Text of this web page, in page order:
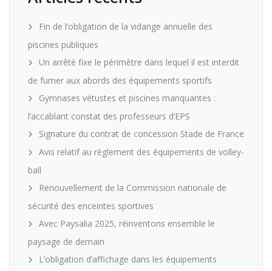
Fin de l’obligation de la vidange annuelle des
piscines publiques
Un arrêté fixe le périmètre dans lequel il est interdit
de fumer aux abords des équipements sportifs
Gymnases vétustes et piscines manquantes :
l’accablant constat des professeurs d’EPS
Signature du contrat de concession Stade de France
Avis relatif au règlement des équipements de volley-
ball
Renouvellement de la Commission nationale de
sécurité des enceintes sportives
Avec Paysalia 2025, réinventons ensemble le
paysage de demain
L’obligation d’affichage dans les équipements